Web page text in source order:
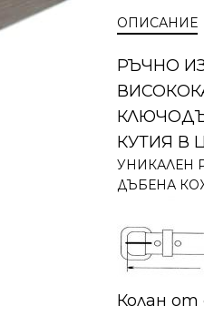
ОПИСАНИЕ
РЪЧНО
КУТИЯ В
УНИКАЛЕН
ДЪБЕНА
Колан от